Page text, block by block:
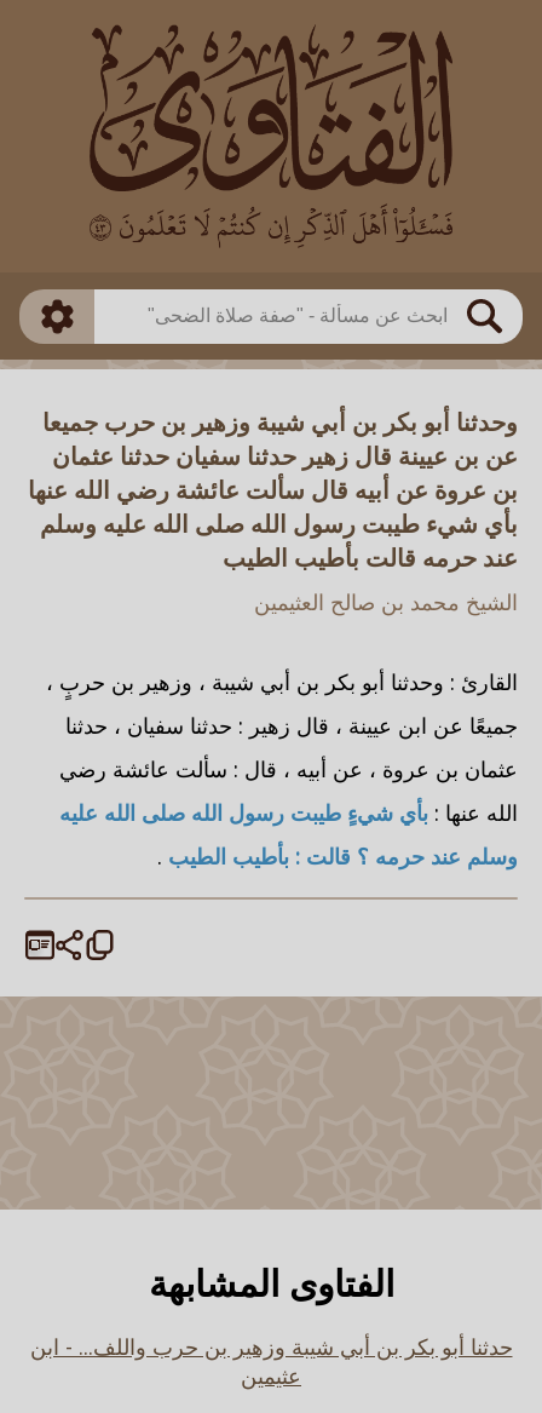
بحث
العالم
بن باز
بن العثيمين
اللجنة الدائمة
طريقة البحث
ذكي
وحدثنا أبو بكر بن أبي شيبة وزهير بن حرب جميعا
عن بن عيينة قال زهير حدثنا سفيان حدثنا عثمان
بن عروة عن أبيه قال سألت عائشة رضي الله عنها
بأي شيء طيبت رسول الله صلى الله عليه وسلم
عند حرمه قالت بأطيب الطيب
الشيخ محمد بن صالح العثيمين
القارئ : وحدثنا أبو بكر بن أبي شيبة ، وزهير بن حربٍ ،
جميعًا عن ابن عيينة ، قال زهير : حدثنا سفيان ، حدثنا
عثمان بن عروة ، عن أبيه ، قال : سألت عائشة رضي
الله عنها : بأي شيءٍ طيبت رسول الله صلى الله عليه
وسلم عند حرمه ؟ قالت : بأطيب الطيب .
الفتاوى المشابهة
حدثنا أبو بكر بن أبي شيبة وزهير بن حرب واللف... - ابن
عثيمين